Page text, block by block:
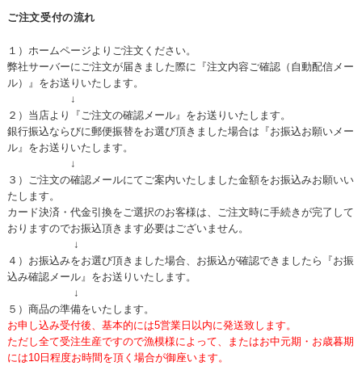
ご注文受付の流れ
１）ホームページよりご注文ください。
弊社サーバーにご注文が届きました際に『注文内容ご確認（自動配信メー
ル）』をお送りいたします。
↓
２）当店より『ご注文の確認メール』をお送りいたします。
銀行振込ならびに郵便振替をお選び頂きました場合は『お振込お願いメー
ル』をお送りいたします。
↓
３）ご注文の確認メールにてご案内いたしました金額をお振込みお願いい
たします。
カード決済・代金引換をご選択のお客様は、ご注文時に手続きが完了して
おりますのでお振込頂きます必要はございません。
↓
４）お振込みをお選び頂きました場合、お振込が確認できましたら『お振
込み確認メール』をお送りいたします。
↓
５）商品の準備をいたします。
お申し込み受付後、基本的には5営業日以内に発送致します。
ただし全て受注生産ですので漁模様によって、またはお中元期・お歳暮期
には10日程度お時間を頂く場合が御座います。